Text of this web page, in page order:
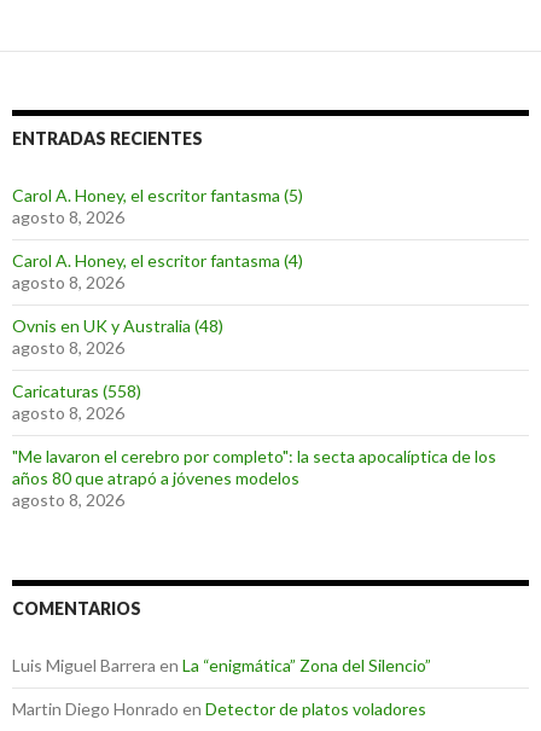
ENTRADAS RECIENTES
Carol A. Honey, el escritor fantasma (5)
agosto 8, 2026
Carol A. Honey, el escritor fantasma (4)
agosto 8, 2026
Ovnis en UK y Australia (48)
agosto 8, 2026
Caricaturas (558)
agosto 8, 2026
"Me lavaron el cerebro por completo": la secta apocalíptica de los
años 80 que atrapó a jóvenes modelos
agosto 8, 2026
COMENTARIOS
Luis Miguel Barrera en La “enigmática” Zona del Silencio”
Martin Diego Honrado en Detector de platos voladores